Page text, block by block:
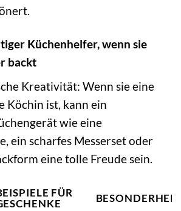
Küchenhelfer, wenn sie
backt
Kreativität: Wenn sie eine
Köchin ist, kann ein
wie eine
ein scharfes Messerset oder
eine tolle Freude sein.
FÜR